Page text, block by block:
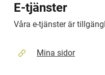
E-tjänster
Våra e-tjänster är
Mina sidor